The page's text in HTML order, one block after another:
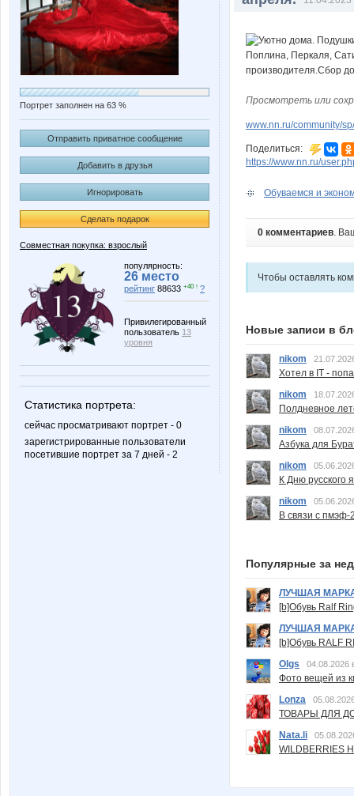
Портрет заполнен на 63 %
Отправить приватное сообщение
Добавить в друзья
Игнорировать
Сделать подарок
Совместная покупка: взрослый
популярность:
26 место
рейтинг 88633 +40 ↑ ?
Привилегированный
пользователь 13
уровня
Статистика портрета:
сейчас просматривают портрет - 0
зарегистрированные пользователи
посетившие портрет за 7 дней - 2
Просмотреть или
www.nn.ru/community/
Поделиться:
https://www.nn.ru/
Обуваемся и
0 комментариев.
Чтобы оставлять
Новые записи в
nikom
Хотел в IT -
nikom
Полдневное
nikom
Азбука для
nikom
К Дню русского
nikom
В связи с пмэф-
Популярные за
ЛУЧШАЯ
[b]Обувь Ralf
ЛУЧШАЯ
[b]Обувь RALF
Olgs
04.08.2026
Фото вещей из
Lonza
ТОВАРЫ ДЛЯ
Nata.li